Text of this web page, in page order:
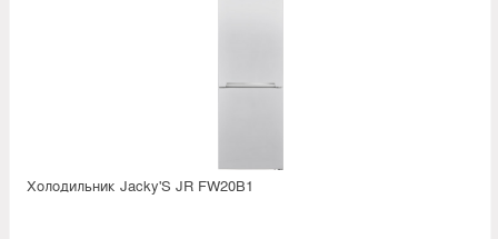
Холодильник Jacky'S JR FW20B1